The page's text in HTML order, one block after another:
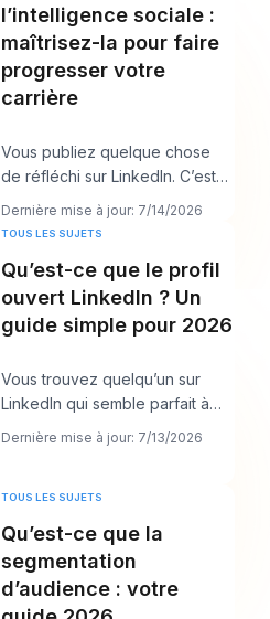
l’intelligence sociale :
maîtrisez-la pour faire
progresser votre
carrière
Vous publiez quelque chose
de réfléchi sur LinkedIn. C’est
soigné, utile et bien écrit.
Dernière mise à jour: 7/14/2026
TOUS LES SUJETS
Qu’est-ce que le profil
ouvert LinkedIn ? Un
guide simple pour 2026
Vous trouvez quelqu’un sur
LinkedIn qui semble parfait à
contacter. Peut-être s’agit-il
Dernière mise à jour: 7/13/2026
TOUS LES SUJETS
Qu’est-ce que la
segmentation
d’audience : votre